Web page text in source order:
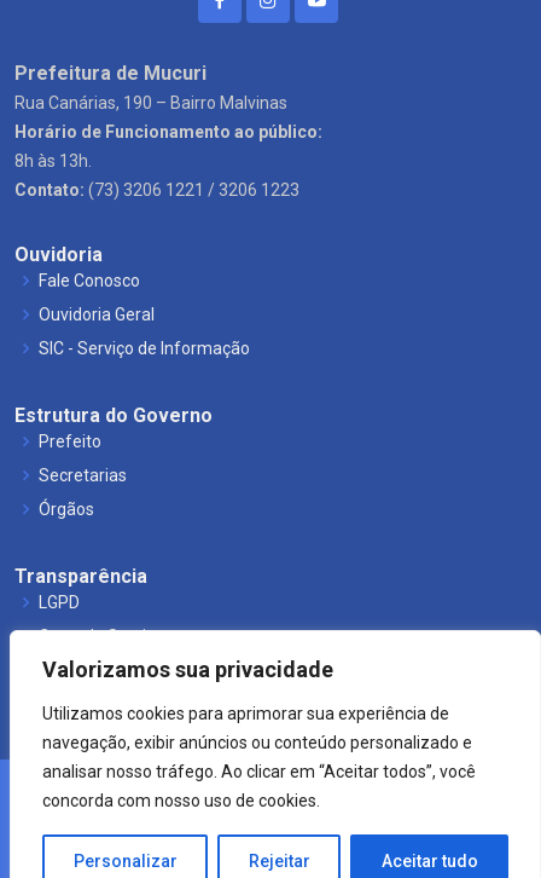
Valorizamos sua privacidade
Utilizamos cookies para aprimorar sua experiência de
navegação, exibir anúncios ou conteúdo personalizado e
analisar nosso tráfego. Ao clicar em “Aceitar todos”, você
concorda com nosso uso de cookies.
Personalizar Rejeitar Aceitar tudo
Prefeitura de Mucuri
Rua Canárias, 190 – Bairro Malvinas
Horário de Funcionamento ao público:
8h às 13h.
Contato: (73) 3206 1221 / 3206 1223
Ouvidoria
Fale Conosco
Ouvidoria Geral
SIC - Serviço de Informação
Estrutura do Governo
Prefeito
Secretarias
Órgãos
Transparência
LGPD
Carta de Serviços
Leis Municipais
Crearte WEB